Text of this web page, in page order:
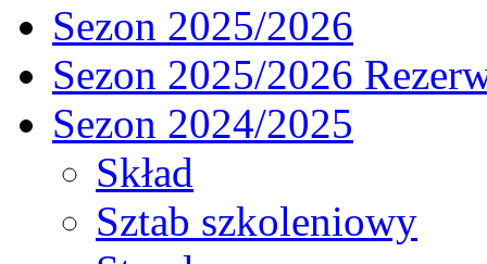
Sezon 2025/2026
Sezon 2025/2026
Sezon 2024/2025
Skład
Sztab szkoleniowy